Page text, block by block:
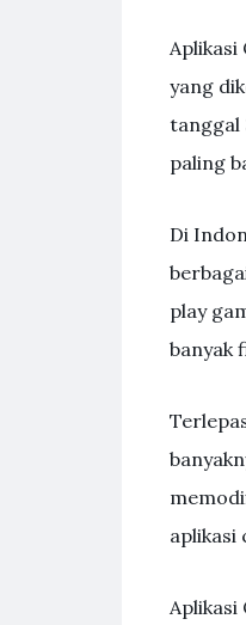
Aplikasi
yang
tanggal
paling
Di
play
banyak
aplikasi
Aplikasi